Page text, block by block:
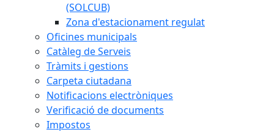
(SOLCUB)
Zona d'estacionament regulat
Oficines municipals
Catàleg de Serveis
Tràmits i gestions
Carpeta ciutadana
Notificacions electròniques
Verificació de documents
Impostos